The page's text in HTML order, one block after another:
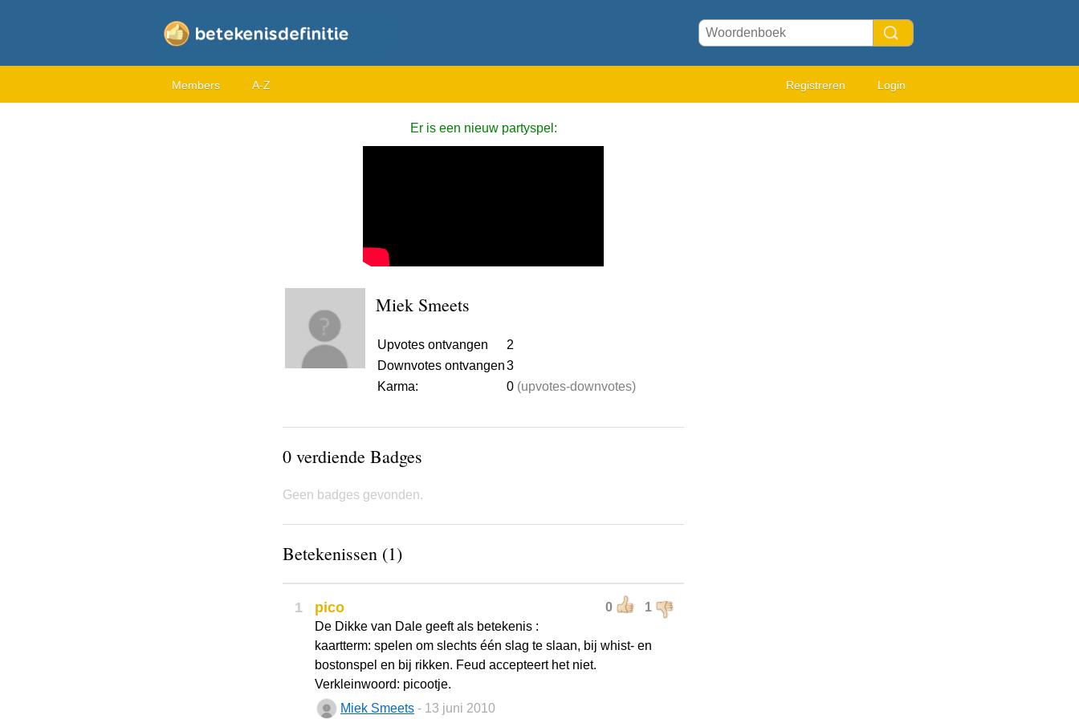
Members A-Z Registreren Login
Er is een nieuw partyspel:
Miek Smeets
Upvotes ontvangen
2
Downvotes ontvangen3
Karma:
0 (upvotes-downvotes)
0 verdiende Badges
Geen badges gevonden.
Betekenissen (1)
1 0 1
pico
De Dikke van Dale geeft als betekenis :
kaartterm: spelen om slechts één slag te slaan, bij whist- en
bostonspel en bij rikken. Feud accepteert het niet.
Verkleinwoord: picootje.
Miek Smeets - 13 juni 2010